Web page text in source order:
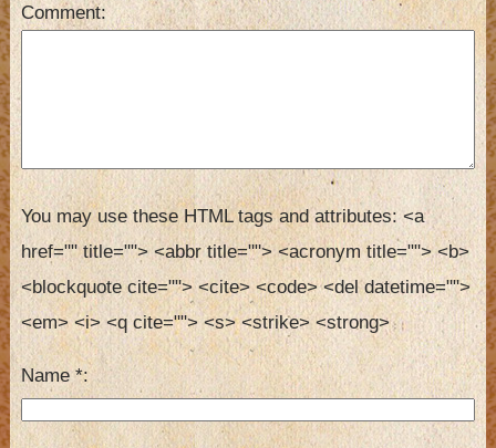
Comment
You may use these HTML tags and attributes:<a
href="" title=""> <abbr title=""> <acronym title=""> <b>
<blockquote cite=""> <cite> <code> <del datetime="">
<em> <i> <q cite=""> <s> <strike> <strong>
Name*